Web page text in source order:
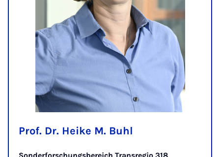
Prof. Dr. Heike M. Buhl
Sonderforschungsbereich Transregio 318